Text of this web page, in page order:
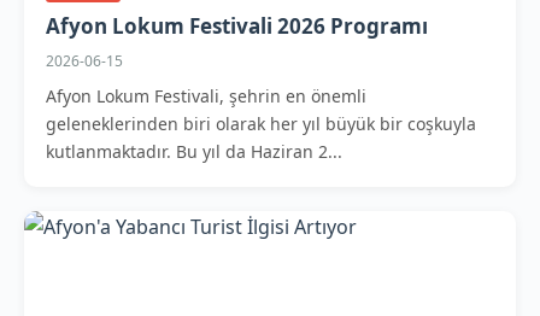
Afyon Lokum Festivali 2026 Programı
2026-06-15
Afyon Lokum Festivali, şehrin en önemli
geleneklerinden biri olarak her yıl büyük bir coşkuyla
kutlanmaktadır. Bu yıl da Haziran 2...